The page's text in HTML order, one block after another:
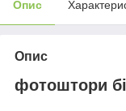
Опис
Опис
фотоштори